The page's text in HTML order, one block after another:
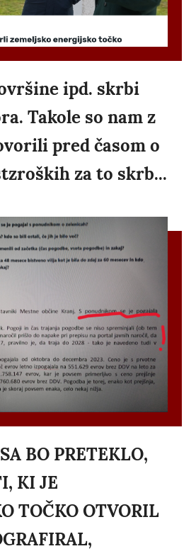
ipd. skrbi
Takole so nam z
pred časom o
za to skrb...
BO PRETEKLO,
KI JE
TOČKO OTVORIL